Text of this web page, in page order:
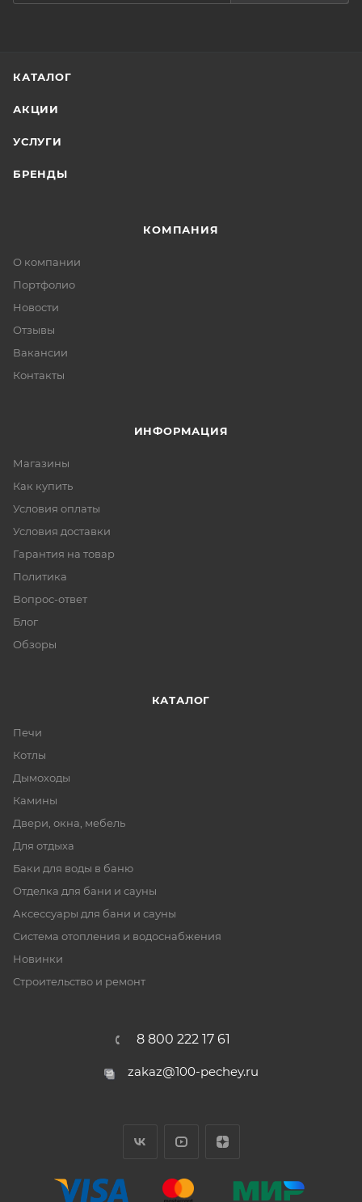
КАТАЛОГ
АКЦИИ
УСЛУГИ
БРЕНДЫ
КОМПАНИЯ
О компании
Портфолио
Новости
Отзывы
Вакансии
Контакты
ИНФОРМАЦИЯ
Магазины
Как купить
Условия оплаты
Условия доставки
Гарантия на товар
Политика
Вопрос-ответ
Блог
Обзоры
КАТАЛОГ
Печи
Котлы
Дымоходы
Камины
Двери, окна, мебель
Для отдыха
Баки для воды в баню
Отделка для бани и сауны
Аксессуары для бани и сауны
Система отопления и водоснабжения
Новинки
Строительство и ремонт
8 800 222 17 61
zakaz@100-pechey.ru